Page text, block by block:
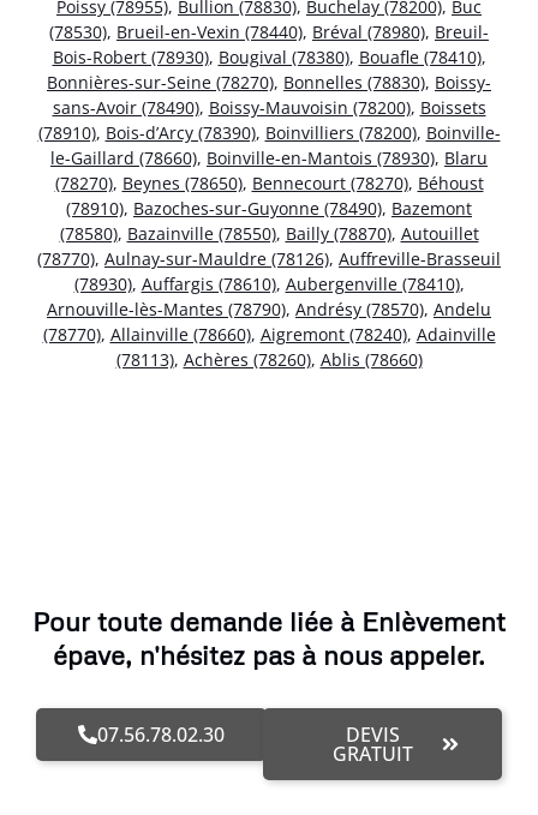
Poissy (78955), Bullion (78830), Buchelay (78200), Buc
(78530), Brueil-en-Vexin (78440), Bréval (78980), Breuil-
Bois-Robert (78930), Bougival (78380), Bouafle (78410),
Bonnières-sur-Seine (78270), Bonnelles (78830), Boissy-
sans-Avoir (78490), Boissy-Mauvoisin (78200), Boissets
(78910), Bois-d’Arcy (78390), Boinvilliers (78200), Boinville-
le-Gaillard (78660), Boinville-en-Mantois (78930), Blaru
(78270), Beynes (78650), Bennecourt (78270), Béhoust
(78910), Bazoches-sur-Guyonne (78490), Bazemont
(78580), Bazainville (78550), Bailly (78870), Autouillet
(78770), Aulnay-sur-Mauldre (78126), Auffreville-Brasseuil
(78930), Auffargis (78610), Aubergenville (78410),
Arnouville-lès-Mantes (78790), Andrésy (78570), Andelu
(78770), Allainville (78660), Aigremont (78240), Adainville
(78113), Achères (78260), Ablis (78660)
Pour toute demande liée à Enlèvement
épave, n'hésitez pas à nous appeler.
07.56.78.02.30 DEVIS
GRATUIT